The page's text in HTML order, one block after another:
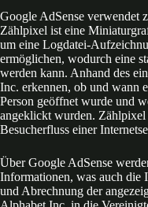
Google AdSense verwendet
Zählpixel ist eine
um eine Logdatei-
ermöglichen, wodurch eine
werden kann. Anhand des
Inc. erkennen, ob und wann
Person geöffnet wurde und
angeklickt wurden. Zählpixel
Besucherfluss einer
Über Google AdSense
Informationen, was auch die
und Abrechnung der